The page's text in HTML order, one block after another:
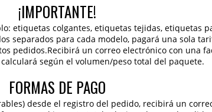
¡IMPORTANTE!
etiquetas colgantes, etiquetas tejidas, etiquetas
separados para cada modelo, pagará una sola
pedidos.Recibirá un correo electrónico con una
según el volumen/peso total del paquete.
FORMAS DE PAGO
desde el registro del pedido, recibirá un